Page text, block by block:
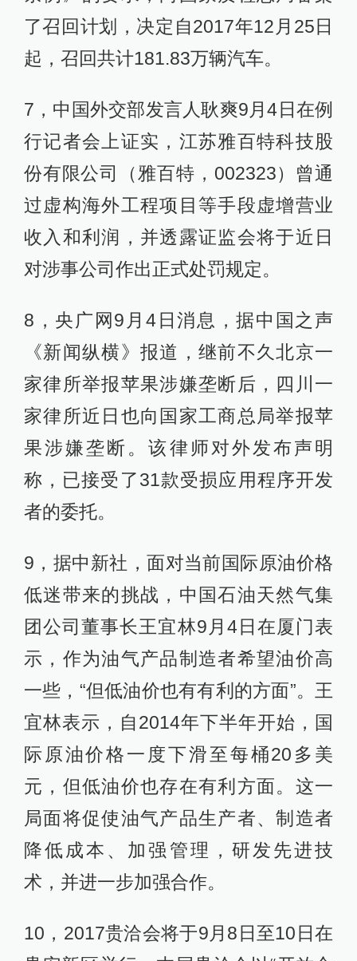
了召回计划，决定自2017年12月25日
起，召回共计181.83万辆汽车。
7，中国外交部发言人耿爽9月4日在例
行记者会上证实，江苏雅百特科技股
份有限公司（雅百特，002323）曾通
过虚构海外工程项目等手段虚增营业
收入和利润，并透露证监会将于近日
对涉事公司作出正式处罚规定。
8，央广网9月4日消息，据中国之声
《新闻纵横》报道，继前不久北京一
家律所举报苹果涉嫌垄断后，四川一
家律所近日也向国家工商总局举报苹
果涉嫌垄断。该律师对外发布声明
称，已接受了31款受损应用程序开发
者的委托。
9，据中新社，面对当前国际原油价格
低迷带来的挑战，中国石油天然气集
团公司董事长王宜林9月4日在厦门表
示，作为油气产品制造者希望油价高
一些，“但低油价也有有利的方面”。王
宜林表示，自2014年下半年开始，国
际原油价格一度下滑至每桶20多美
元，但低油价也存在有利方面。这一
局面将促使油气产品生产者、制造者
降低成本、加强管理，研发先进技
术，并进一步加强合作。
10，2017贵洽会将于9月8日至10日在